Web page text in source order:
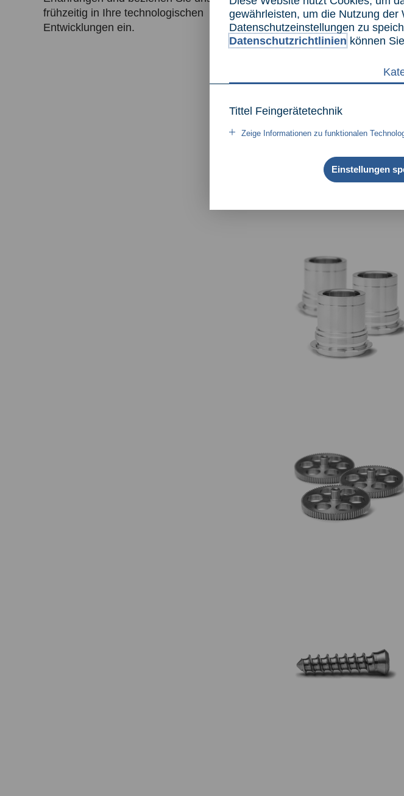
frühzeitig in Ihre technologischen
Entwicklungen ein.
gewährleisten, um die Nutzung der
Datenschutzeinstellungen zu
Datenschutzrichtlinienkönnen
Tittel Feingerätetechnik
Zeige Informationen zu funktionalen
Einstellungen